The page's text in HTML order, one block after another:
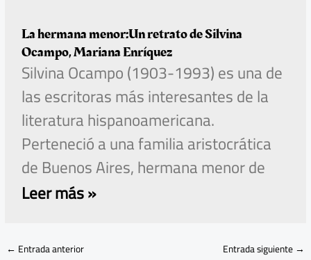
La hermana menor:Un retrato de Silvina
Ocampo, Mariana Enríquez
Silvina Ocampo (1903-1993) es una de
las escritoras más interesantes de la
literatura hispanoamericana.
Perteneció a una familia aristocrática
de Buenos Aires, hermana menor de
Leer más »
← Entrada anterior Entrada siguiente→